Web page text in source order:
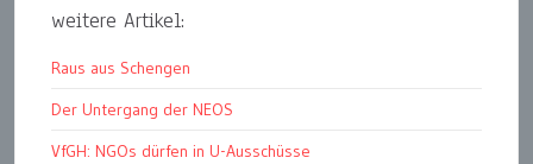
weitere Artikel:
Raus aus Schengen
Der Untergang der NEOS
VfGH: NGOs dürfen in U-Ausschüsse